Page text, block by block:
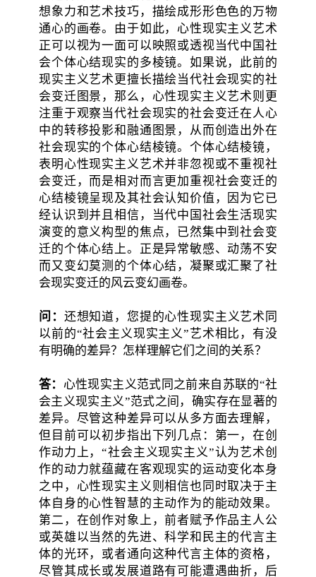
想象力和艺术技巧，描绘成形形色色的万物
通心的画卷。由于如此，心性现实主义艺术
正可以视为一面可以映照或透视当代中国社
会个体心结现实的多棱镜。如果说，此前的
现实主义艺术更擅长描绘当代社会现实的社
会变迁图景，那么，心性现实主义艺术则更
注重于观察当代社会现实的社会变迁在人心
中的转移投影和融通图景，从而创造出外在
社会现实的个体心结棱镜。个体心结棱镜，
表明心性现实主义艺术并非忽视或不重视社
会变迁，而是相对而言更加重视社会变迁的
心结棱镜呈现及其社会认知价值，因为它已
经认识到并且相信，当代中国社会生活现实
演变的意义构型的焦点，已然集中到社会变
迁的个体心结上。正是异常敏感、动荡不安
而又变幻莫测的个体心结，凝聚或汇聚了社
会现实变迁的风云变幻画卷。
问： 还想知道，您提的心性现实主义艺术同
以前的“社会主义现实主义”艺术相比，有没
有明确的差异？怎样理解它们之间的关系？
答： 心性现实主义范式同之前来自苏联的“社
会主义现实主义”范式之间，确实存在显著的
差异。尽管这种差异可以从多方面去理解，
但目前可以初步指出下列几点：第一，在创
作动力上，“社会主义现实主义”认为艺术创
作的动力就蕴藏在客观现实的运动变化本身
之中，心性现实主义则相信也同时取决于主
体自身的心性智慧的主动作为的能动效果。
第二，在创作对象上，前者赋予作品主人公
或英雄以当然的先进、科学和民主的代言主
体的光环，或者通向这种代言主体的资格，
尽管其成长或发展道路有可能遭遇曲折，后